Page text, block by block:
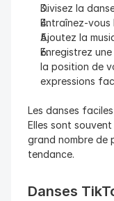
Divisez la
Entraînez-vous
Ajoutez la
Enregistrez
la position de
expressions
Les danses
Elles sont
grand nombre de
tendance.
Danses